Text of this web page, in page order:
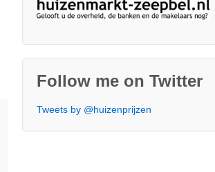
Follow me on Twitter
Tweets by @huizenprijzen